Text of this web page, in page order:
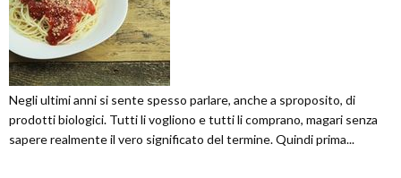
Negli ultimi anni si sente spesso parlare, anche a sproposito, di
prodotti biologici. Tutti li vogliono e tutti li comprano, magari senza
sapere realmente il vero significato del termine. Quindi prima...